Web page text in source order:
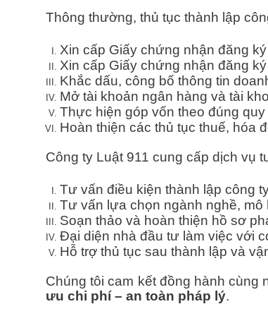
Thông thường, thủ tục thành lập
Xin cấp Giấy chứng nhận đăng
Xin cấp Giấy chứng nhận đăng
Khắc dấu, công bố thông tin
Mở tài khoản ngân hàng và tài
Thực hiện góp vốn theo đúng quy
Hoàn thiện các thủ tục thuế, hóa
Công ty Luật 911 cung cấp dịch vụ
Tư vấn điều kiện thành lập công
Tư vấn lựa chọn ngành nghề,
Soạn thảo và hoàn thiện hồ sơ
Đại diện nhà đầu tư làm việc với
Hỗ trợ thủ tục sau thành lập và
Chúng tôi cam kết đồng hành
ưu chi phí – an toàn pháp lý.